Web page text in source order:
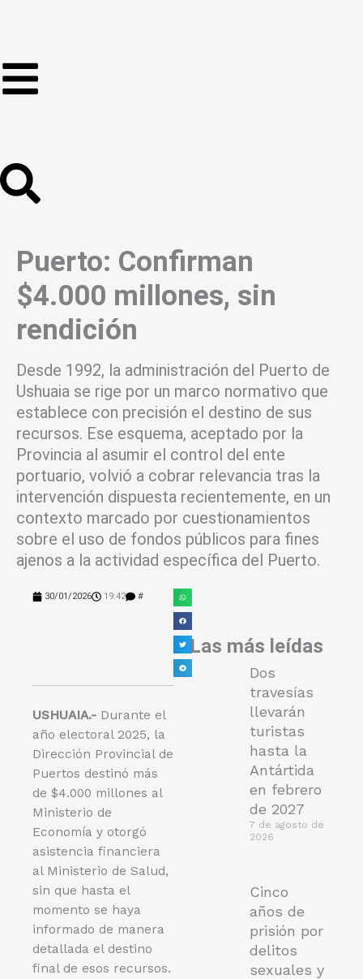
Puerto: Confirman
$4.000 millones, sin
rendición
Desde 1992, la administración del Puerto de
Ushuaia se rige por un marco normativo que
establece con precisión el destino de sus
recursos. Ese esquema, aceptado por la
Provincia al asumir el control del ente
portuario, volvió a cobrar relevancia tras la
intervención dispuesta recientemente, en un
contexto marcado por cuestionamientos
sobre el uso de fondos públicos para fines
ajenos a la actividad específica del Puerto.
30/01/2026 19:42 #
USHUAIA.- Durante el
año electoral 2025, la
Dirección Provincial de
Puertos destinó más
de $4.000 millones al
Ministerio de
Economía y otorgó
asistencia financiera
al Ministerio de Salud,
sin que hasta el
momento se haya
informado de manera
detallada el destino
final de esos recursos.
Las más leídas
Dos
travesías
llevarán
turistas
hasta la
Antártida
en febrero
de 2027
7 de agosto de
2026
Cinco
años de
prisión por
delitos
sexuales y